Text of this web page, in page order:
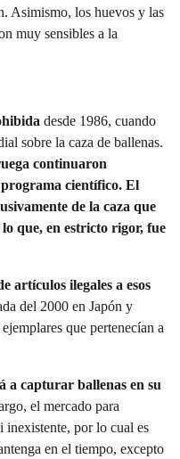
Asimismo, los huevos y las
muy sensibles a la
desde 1986, cuando
sobre la caza de ballenas.
continuaron
científico. El
de la caza que
que, en estricto rigor, fue
artículos ilegales a esos
del 2000 en Japón y
que pertenecían a
a capturar ballenas en su
el mercado para
inexistente, por lo cual es
en el tiempo, excepto